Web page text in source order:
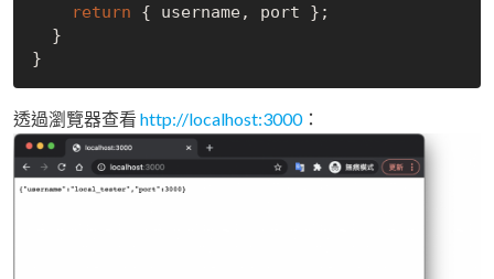
return { username, port };
透過瀏覽器查看 http://localhost:3000：